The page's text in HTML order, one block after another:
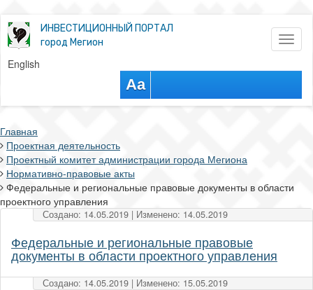
ИНВЕСТИЦИОННЫЙ ПОРТАЛ
город Мегион
English
Aa
Главная
Проектная деятельность
Проектный комитет администрации города Мегиона
Нормативно-правовые акты
Федеральные и региональные правовые документы в области
проектного управления
Создано: 14.05.2019 | Изменено: 14.05.2019
Федеральные и региональные правовые
документы в области проектного управления
Создано: 14.05.2019 | Изменено: 15.05.2019